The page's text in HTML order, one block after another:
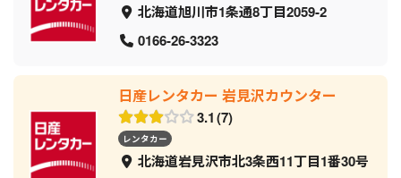
北海道旭川市1条通8丁目2059‐2
0166-26-3323
日産レンタカー 岩見沢カウンター
3.1 7
レンタカー
北海道岩見沢市北3条西11丁目1番30号